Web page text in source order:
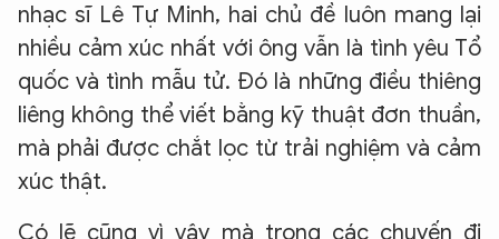
nhạc sĩ Lê Tự Minh, hai chủ đề luôn mang lại
nhiều cảm xúc nhất với ông vẫn là tình yêu Tổ
quốc và tình mẫu tử. Đó là những điều thiêng
liêng không thể viết bằng kỹ thuật đơn thuần,
mà phải được chắt lọc từ trải nghiệm và cảm
xúc thật.
Có lẽ cũng vì vậy mà trong các chuyến đi